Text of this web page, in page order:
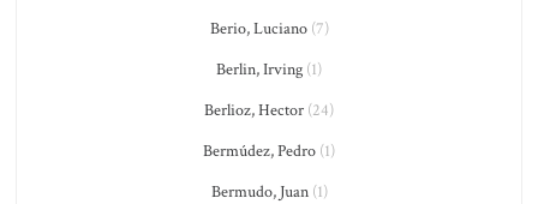
Berio, Luciano(7)
Berlin, Irving (1)
Berlioz, Hector (24)
Bermúdez, Pedro (1)
Bermudo, Juan(1)